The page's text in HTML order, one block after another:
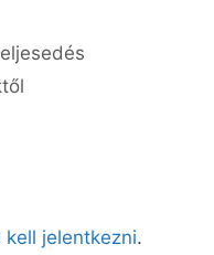
kell jelentkezni.